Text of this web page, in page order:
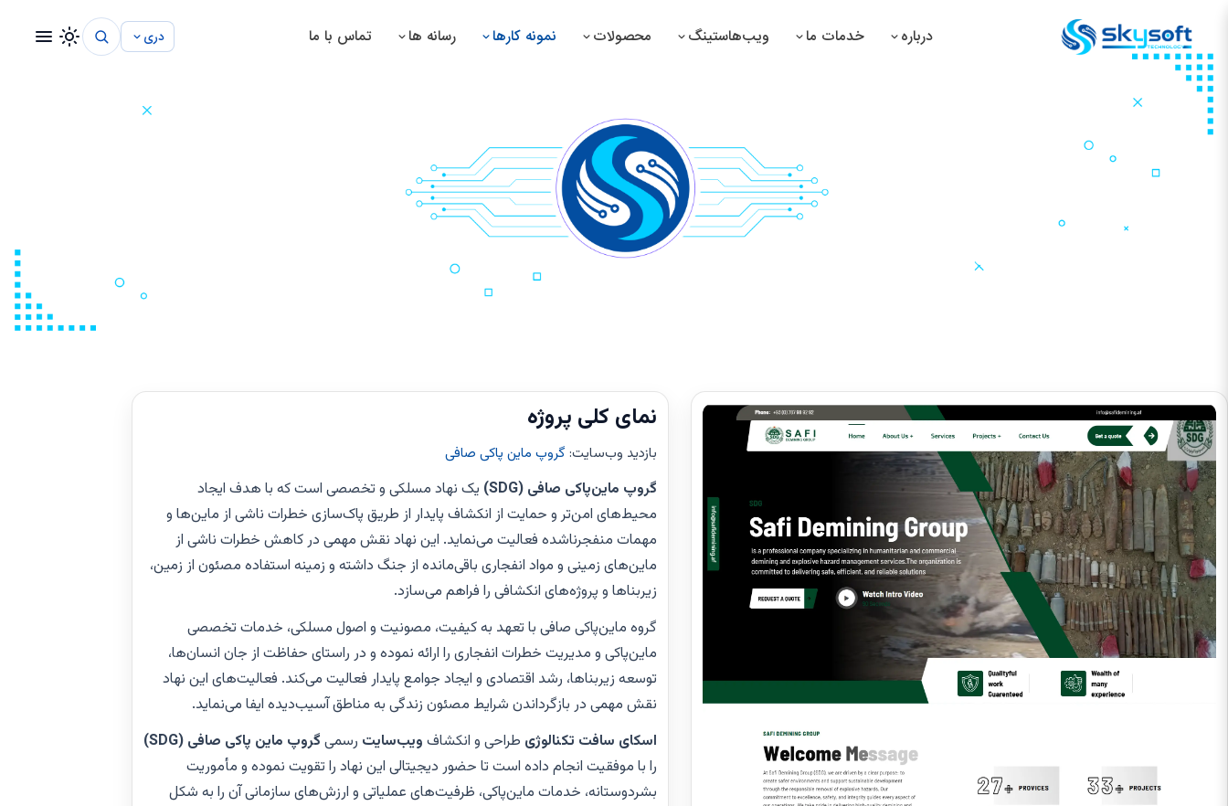
درباره خدمات ما ویب‌هاستینگ محصولات
سیستم مدیریت صرافی
سیستم مدیریت تانک تیل
سیستم مدیریت پرزه جات
سیستم مدیریت تولیدات
سیستم مدیریت منابع بشری
نمونه کارها رسانه ها تماس با ما دری
گروپ ماین‌ پاکی صافی
نمای کلی پروژه
بازدید وب‌سایت: گروپ ماین‌ پاکی صافی
گروپ ماین‌پاکی صافی (SDG)
یک نهاد مسلکی و تخصصی است که با هدف ایجاد
محیط‌های امن‌تر و حمایت از انکشاف پایدار از طریق پاک‌سازی خطرات ناشی از ماین‌ها و
مهمات منفجرناشده فعالیت می‌نماید. این نهاد نقش مهمی در کاهش خطرات ناشی از
ماین‌های زمینی و مواد انفجاری باقی‌مانده از جنگ داشته و زمینه استفاده مصئون از زمین،
زیربناها و پروژه‌های انکشافی را فراهم می‌سازد.
گروه ماین‌پاکی صافی با تعهد به کیفیت، مصونیت و اصول مسلکی، خدمات تخصصی
ماین‌پاکی و مدیریت خطرات انفجاری را ارائه نموده و در راستای حفاظت از جان انسان‌ها،
توسعه زیربناها، رشد اقتصادی و ایجاد جوامع پایدار فعالیت می‌کند. فعالیت‌های این نهاد
نقش مهمی در بازگرداندن شرایط مصئون زندگی به مناطق آسیب‌دیده ایفا می‌نماید.
اسکای سافت تکنالوژی طراحی و انکشاف ویب‌سایت رسمی گروپ ماین‌ پاکی صافی (SDG)
را با موفقیت انجام داده است تا حضور دیجیتالی این نهاد را تقویت نموده و مأموریت
بشردوستانه، خدمات ماین‌پاکی، ظرفیت‌های عملیاتی و ارزش‌های سازمانی آن را به شکل